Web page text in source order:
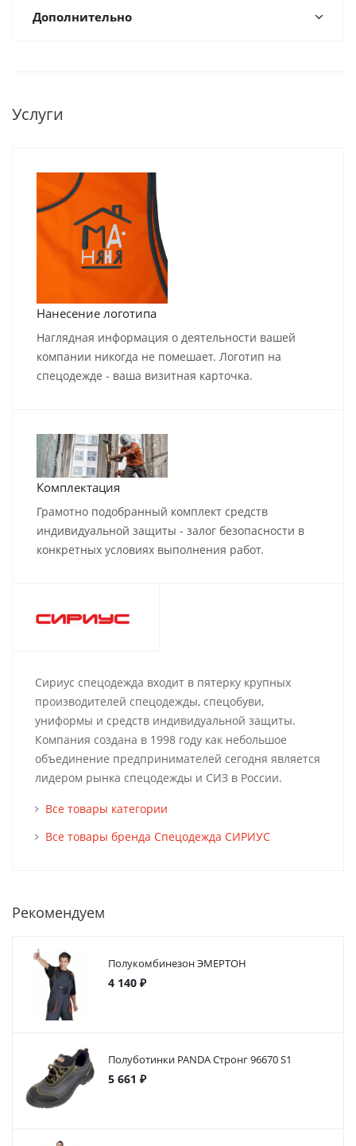
Дополнительно
Услуги
Нанесение логотипа
Наглядная информация о деятельности вашей
компании никогда не помешает. Логотип на
спецодежде - ваша визитная карточка.
Комплектация
Грамотно подобранный комплект средств
индивидуальной защиты - залог безопасности в
конкретных условиях выполнения работ.
Сириус спецодежда входит в пятерку крупных
производителей спецодежды, спецобуви,
униформы и средств индивидуальной защиты.
Компания создана в 1998 году как небольшое
объединение предпринимателей сегодня является
лидером рынка спецодежды и СИЗ в России.
Все товары категории
Все товары бренда Спецодежда СИРИУС
Рекомендуем
Полукомбинезон ЭМЕРТОН
4 140 ₽
Полуботинки PANDA Стронг 96670 S1
5 661 ₽